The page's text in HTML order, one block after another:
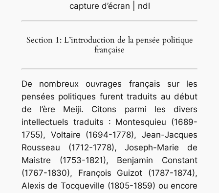
capture d’écran | ndl
Section 1: L’introduction de la pensée politique
française
De nombreux ouvrages français sur les
pensées politiques furent traduits au début
de l’ère Meiji. Citons parmi les divers
intellectuels traduits : Montesquieu (1689-
1755), Voltaire (1694-1778), Jean-Jacques
Rousseau (1712-1778), Joseph-Marie de
Maistre (1753-1821), Benjamin Constant
(1767-1830), François Guizot (1787-1874),
Alexis de Tocqueville (1805-1859) ou encore